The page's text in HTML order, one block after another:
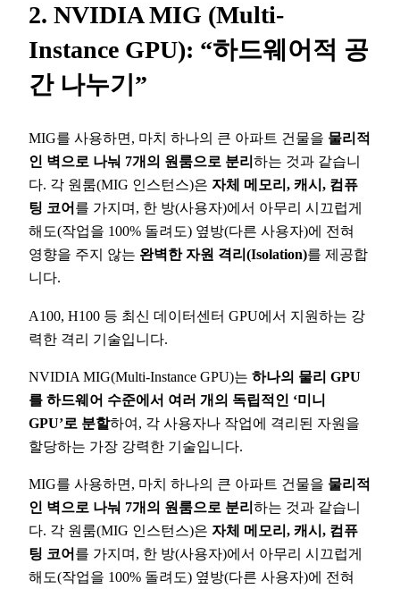
2. NVIDIA MIG (Multi-
Instance GPU): “하드웨어적 공
간 나누기”
MIG를 사용하면, 마치 하나의 큰 아파트 건물을 물리적
인 벽으로 나눠 7개의 원룸으로 분리 하는 것과 같습니
다. 각 원룸(MIG 인스턴스)은 자체 메모리, 캐시, 컴퓨
팅 코어 를 가지며, 한 방(사용자)에서 아무리 시끄럽게
해도(작업을 100% 돌려도) 옆방(다른 사용자)에 전혀
영향을 주지 않는 완벽한 자원 격리(Isolation)를 제공합
니다.
A100, H100 등 최신 데이터센터 GPU에서 지원하는 강
력한 격리 기술입니다.
NVIDIA MIG(Multi-Instance GPU)는 하나의 물리 GPU
를 하드웨어 수준에서 여러 개의 독립적인 ‘미니
GPU’로 분할하여, 각 사용자나 작업에 격리된 자원을
할당하는 가장 강력한 기술입니다.
MIG를 사용하면, 마치 하나의 큰 아파트 건물을 물리적
인 벽으로 나눠 7개의 원룸으로 분리 하는 것과 같습니
다. 각 원룸(MIG 인스턴스)은 자체 메모리, 캐시, 컴퓨
팅 코어 를 가지며, 한 방(사용자)에서 아무리 시끄럽게
해도(작업을 100% 돌려도) 옆방(다른 사용자)에 전혀